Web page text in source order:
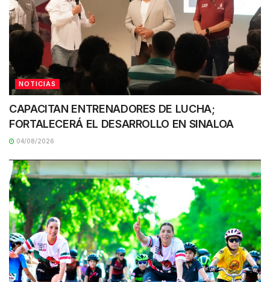
NOTICIAS
CAPACITAN ENTRENADORES DE LUCHA;
FORTALECERÁ EL DESARROLLO EN SINALOA
04/08/2026